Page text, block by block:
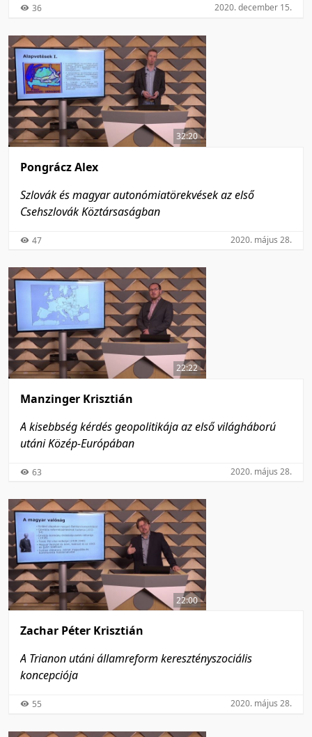
36 2020. december 15.
32:20
Pongrácz Alex
Szlovák és magyar autonómiatörekvések az első
Csehszlovák Köztársaságban
47 2020. május 28.
22:22
Manzinger Krisztián
A kisebbség kérdés geopolitikája az első világháború
utáni Közép-Európában
63 2020. május 28.
22:00
Zachar Péter Krisztián
A Trianon utáni államreform keresztényszociális
koncepciója
55 2020. május 28.